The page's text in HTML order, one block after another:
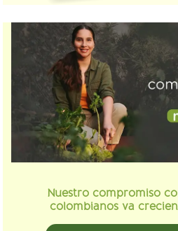
Nuestro compromiso
colombianos va